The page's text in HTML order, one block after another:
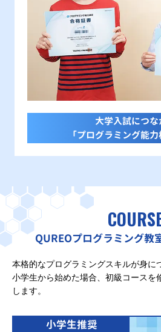
大学入試につな
「プログラミング能
QUREOプログラミング教
本格的なプログラミングスキルが身に
小学生から始めた場合、初級コースを
します。
小学生推奨